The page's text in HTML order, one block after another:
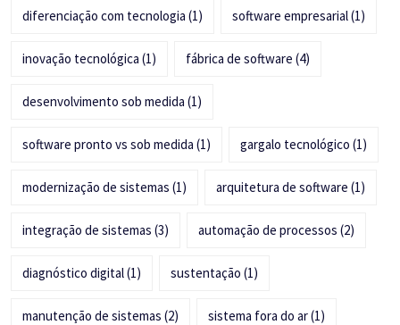
diferenciação com tecnologia (1) software empresarial(1)
inovação tecnológica (1) fábrica de software (4)
desenvolvimento sob medida (1)
software pronto vs sob medida (1) gargalo tecnológico (1)
modernização de sistemas (1) arquitetura de software (1)
integração de sistemas (3) automação de processos (2)
diagnóstico digital(1) sustentação (1)
manutenção de sistemas (2) sistema fora do ar(1)